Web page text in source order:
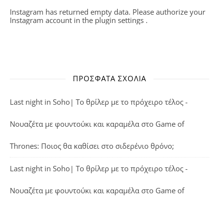
Instagram has returned empty data. Please authorize your
Instagram account in the plugin settings .
ΠΡΌΣΦΑΤΑ ΣΧΌΛΙΑ
Last night in Soho| Το θρίλερ με το πρόχειρο τέλος -
Νουαζέτα με φουντούκι και καραμέλα στο Game of
Thrones: Ποιος θα καθίσει στο σιδερένιο θρόνο;
Last night in Soho| Το θρίλερ με το πρόχειρο τέλος -
Νουαζέτα με φουντούκι και καραμέλα στο Game of